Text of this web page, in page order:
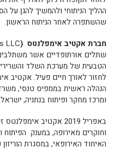
ההליך הניתוחי ולהמשיך להגן על
שהשתפרה לאחר הניתוח הראשון.
חברת אקטיב אימפלנטס (
LLC
שתלים אורתופדיים אשר
הטבעית של מערכת השלד
לחזור לאורך חיים פעיל. אקטיב
הנהלה ראשית בממפיס טנסי,
ומרכז מחקר ופיתוח בנתניה,
באפריל 2019 אקטיב